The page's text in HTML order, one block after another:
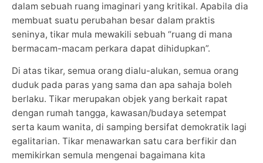
dalam sebuah ruang imaginari yang kritikal. Apabila dia
membuat suatu perubahan besar dalam praktis
seninya, tikar mula mewakili sebuah “ruang di mana
bermacam-macam perkara dapat dihidupkan”.
Di atas tikar, semua orang dialu-alukan, semua orang
duduk pada paras yang sama dan apa sahaja boleh
berlaku. Tikar merupakan objek yang berkait rapat
dengan rumah tangga, kawasan/budaya setempat
serta kaum wanita, di samping bersifat demokratik lagi
egalitarian. Tikar menawarkan satu cara berfikir dan
memikirkan semula mengenai bagaimana kita